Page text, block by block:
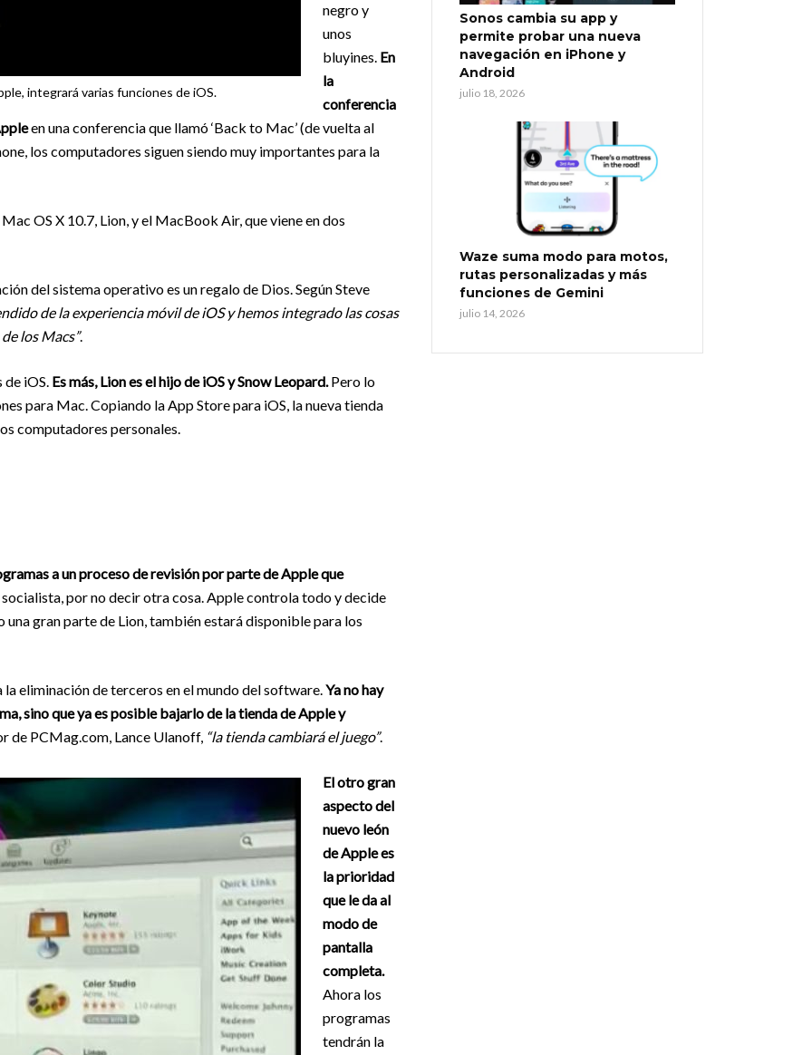
integrará varias funciones de iOS.
negro y
unos
bluyines. En
la
conferencia
en una conferencia que llamó ‘Back to Mac’ (de vuelta al
los computadores siguen siendo muy importantes para la
OS X 10.7, Lion, y el MacBook Air, que viene en dos
del sistema operativo es un regalo de Dios. Según Steve
de la experiencia móvil de iOS y hemos integrado las cosas
los Macs”.
de iOS. Es más, Lion es el hijo de iOS y Snow Leopard.Pero lo
para Mac. Copiando la App Store para iOS, la nueva tienda
computadores personales.
a un proceso de revisión por parte de Apple que
socialista, por no decir otra cosa. Apple controla todo y decide
una gran parte de Lion, también estará disponible para los
la eliminación de terceros en el mundo del software.Ya no hay
sino que ya es posible bajarlo de la tienda de Apple y
de PCMag.com, Lance Ulanoff, “la tienda cambiará el juego”.
El otro gran
aspecto del
nuevo león
de Apple es
la prioridad
que le da al
modo de
pantalla
completa.
Ahora los
programas
tendrán la
Sonos cambia su app y
permite probar una nueva
navegación en iPhone y
Android
julio 18, 2026
Waze suma modo para motos,
rutas personalizadas y más
funciones de Gemini
julio 14, 2026